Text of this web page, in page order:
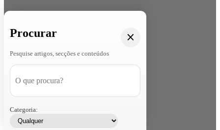
Procurar
Pesquise artigos, secções e conteúdos
Categoria: